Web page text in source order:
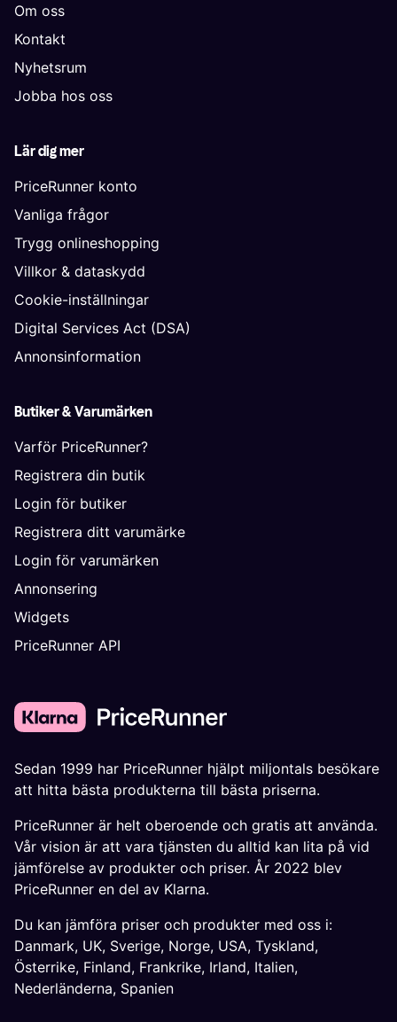
Om oss
Kontakt
Nyhetsrum
Jobba hos oss
Lär dig mer
PriceRunner konto
Vanliga frågor
Trygg onlineshopping
Villkor & dataskydd
Cookie-inställningar
Digital Services Act (DSA)
Annonsinformation
Butiker & Varumärken
Varför PriceRunner?
Registrera din butik
Login för butiker
Registrera ditt varumärke
Login för varumärken
Annonsering
Widgets
PriceRunner API
Sedan 1999 har PriceRunner hjälpt miljontals besökare
att hitta bästa produkterna till bästa priserna.
PriceRunner är helt oberoende och gratis att använda.
Vår vision är att vara tjänsten du alltid kan lita på vid
jämförelse av produkter och priser. År 2022 blev
PriceRunner en del av Klarna.
Du kan jämföra priser och produkter med oss i:
Danmark, UK, Sverige, Norge, USA, Tyskland,
Österrike, Finland, Frankrike, Irland, Italien,
Nederländerna, Spanien